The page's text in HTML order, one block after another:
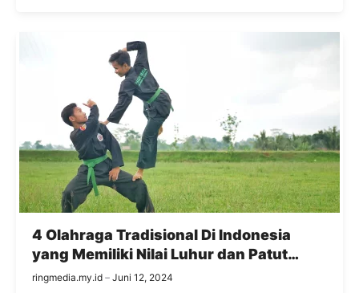
4 Olahraga Tradisional Di Indonesia
yang Memiliki Nilai Luhur dan Patut
Diketahui
ringmedia.my.id Juni 12, 2024